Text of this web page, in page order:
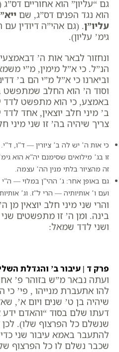
גם “עליון” הוא אחוריים דס”ג
הוא נגד הפנים דס”ג, שם
עליו”ן. (גם אהי”ה דיודין עם
גימ’ עליון).
ונחזור לבאר אות ה’
הנ”ל. כי א”ל מימין, מ”י
וביארנו כי א”ל מ”י הם ב’
וסוד ה’ הוא החלב שמתפשט
באמצע, כי הוא מתפשט לדד
ב’ מיני חלב יוצאין, אחד
צריך שיהיה בה’ זו שני מיני
כי אות ה’ יש לה ב’ ציורין — ד”ו, ד”י
זו בג’ מילואים שסימנם יה”א הוא
זה מהציור בלתי מנין הה’ עצמה.
גם באופן אחר: ג’ ההי”ן במלוי —
ועם ו’ אותיותיה — הרי ל”ז. וג’
והרי שני מיני חלב יוצאין
בינה. ומן ה’ זו מתפשטים
ושני לדד שמאל:
פרק ד | עיבור ב’ והגדלת
ועתה נבאר מ”ש בזוהר פ’
להו אתעברת מנייהו , פי’ כי
שיהיה בן ט’ שנים ויום א’,
דעתו שלם בסוד “והאדם
שנשלם כל הפרצוף שלו). לכן
להתעבר באמא עיבור שני
שכבר נשלם לו כל הפרצוף של